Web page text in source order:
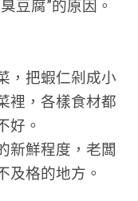
豆腐”的原因。
，把蝦仁剁成小
裡，各樣食材都
好。
新鮮程度，老闆
及格的地方。